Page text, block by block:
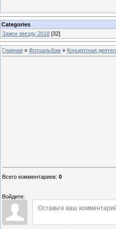
Categories
Зажги звезду 2018 [32]
Главная » Фотоальбом » Концертная
Всего комментариев: 0
Войдите: